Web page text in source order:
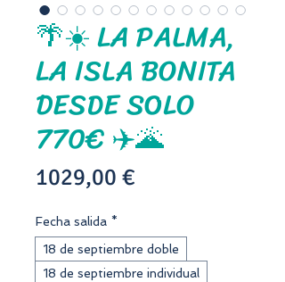
🌴☀️ LA PALMA,
LA ISLA BONITA
DESDE SOLO
770€ ✈️🌋
1029,00 €
Fecha salida *
18 de septiembre doble
18 de septiembre individual